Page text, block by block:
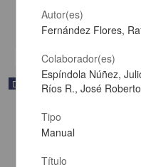
Autor(es)
Fernández Flores,
Colaborador(es)
Espíndola Núñez,
Ríos R., José
Tipo
Manual
Título